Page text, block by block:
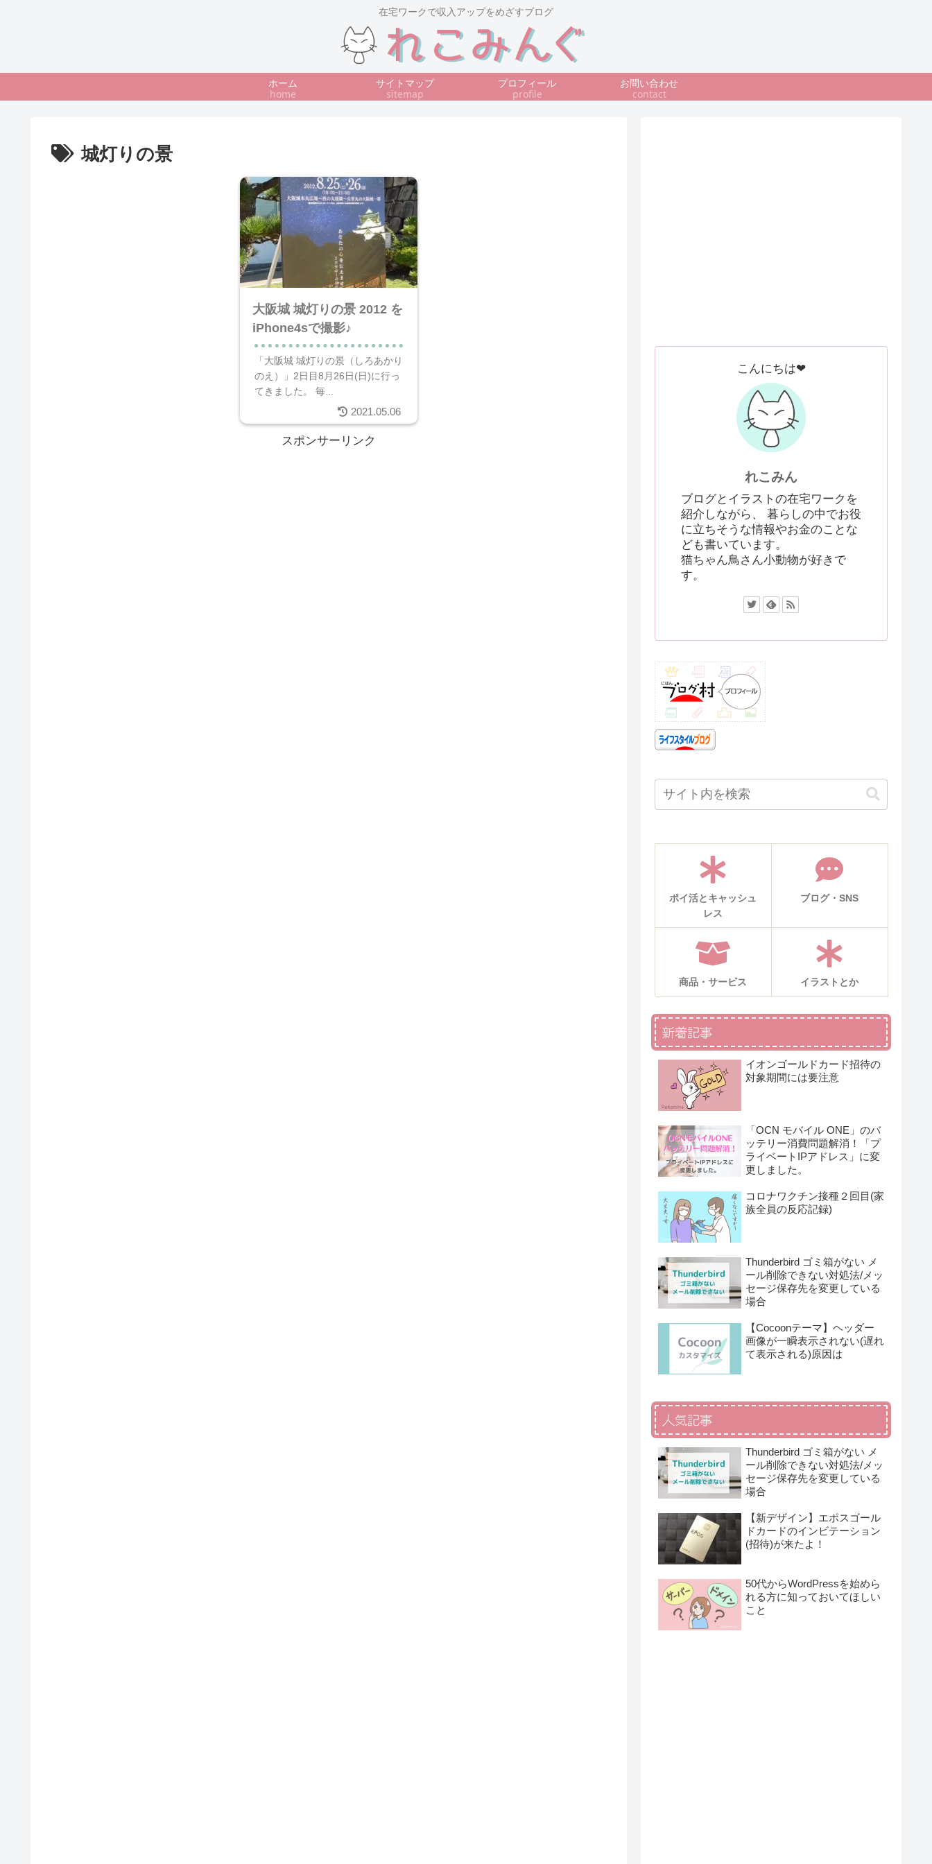
在宅ワークで収入アップをめざすブログ
ホーム
home
サイトマップ
sitemap
プロフィール
profile
お問い合わせ
contact
城灯りの景
大阪城 城灯りの景 2012 を
iPhone4sで撮影♪
「大阪城 城灯りの景（しろあかり
のえ）」2日目8月26日(日)に行っ
てきました。 毎...
2021.05.06
スポンサーリンク
こんにちは❤
れこみん
ブログとイラストの在宅ワークを
紹介しながら、 暮らしの中でお役
に立ちそうな情報やお金のことな
ども書いています。
猫ちゃん鳥さん小動物が好きで
す。
ポイ活とキャッシュ
レス
ブログ・SNS
商品・サービス イラストとか
新着記事
イオンゴールドカード招待の
対象期間には要注意
「OCN モバイル ONE」のバ
ッテリー消費問題解消！「プ
ライベートIPアドレス」に変
更しました。
コロナワクチン接種２回目(家
族全員の反応記録)
Thunderbird ゴミ箱がない メ
ール削除できない対処法/メッ
セージ保存先を変更している
場合
【Cocoonテーマ】ヘッダー
画像が一瞬表示されない(遅れ
て表示される)原因は
人気記事
Thunderbird ゴミ箱がない メ
ール削除できない対処法/メッ
セージ保存先を変更している
場合
【新デザイン】エポスゴール
ドカードのインビテーション
(招待)が来たよ！
50代からWordPressを始めら
れる方に知っておいてほしい
こと